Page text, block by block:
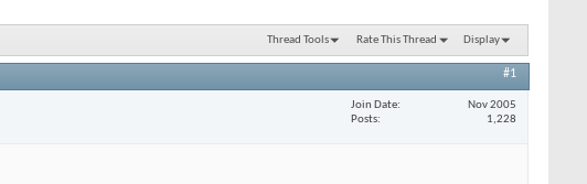
Thread Tools Rate This Thread Display
#1
Join Date
Nov 2005
Posts
1,228